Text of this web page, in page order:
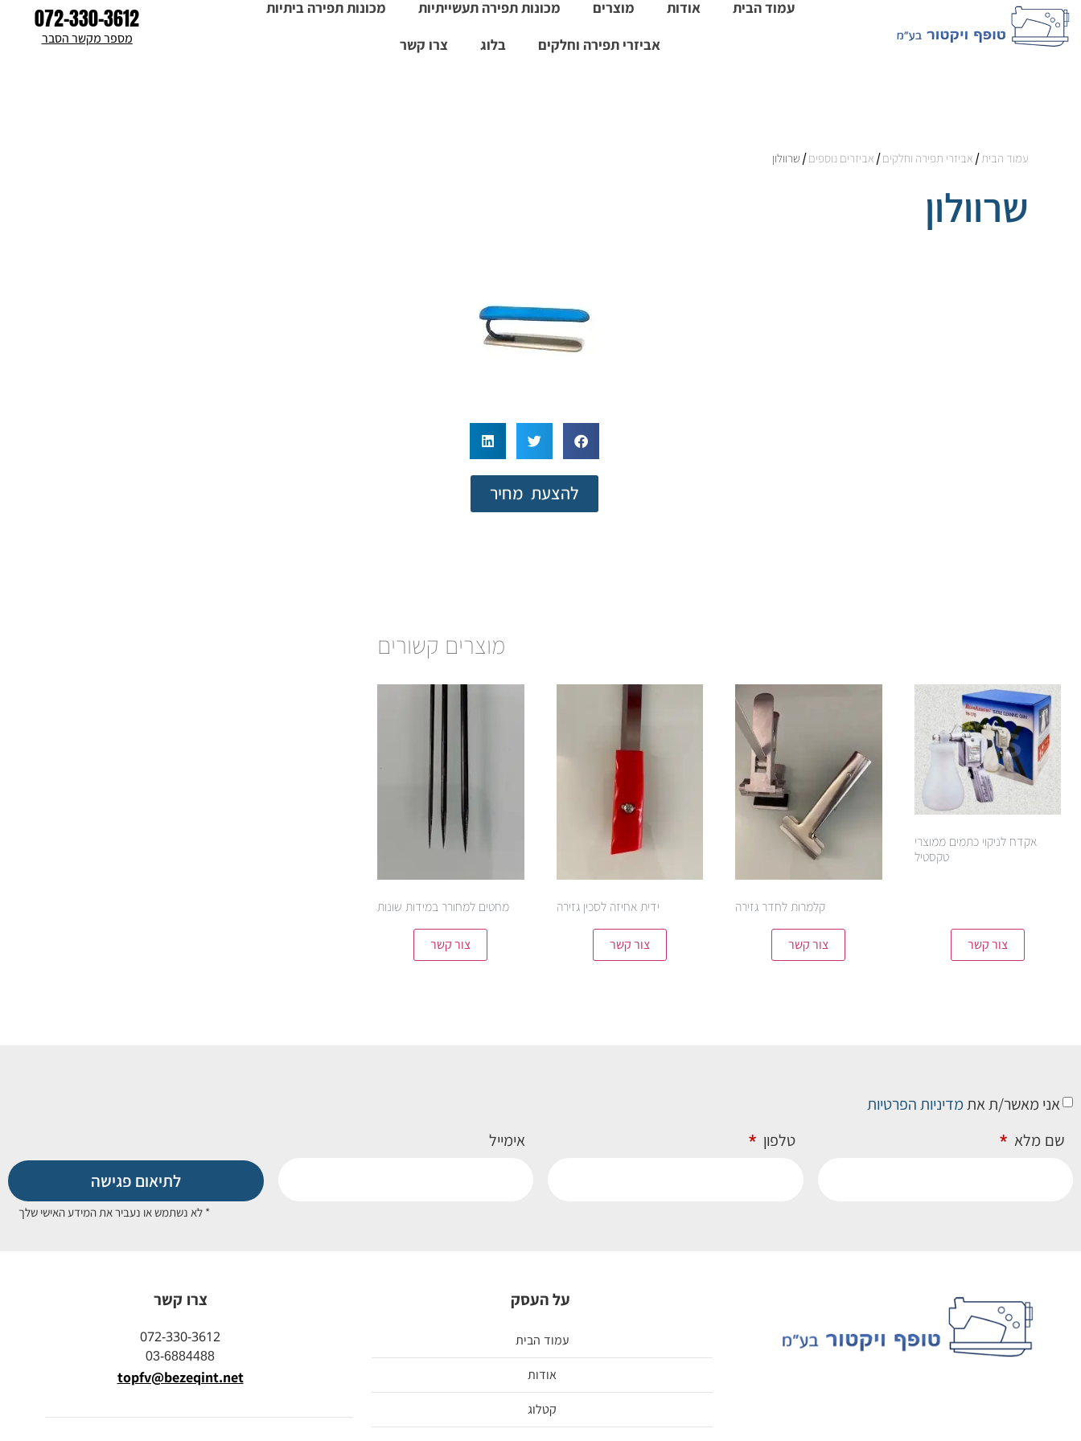
עמוד הבית אודות מוצרים מכונות תפירה תעשייתיות
מכונות תפירה ביתיות
אביזרי תפירה וחלקים
בלוג צרו קשר
072-330-3612
מספר מקשר הסבר
עמוד הבית/ אביזרי תפירה וחלקים/ אביזרים נוספים/ שרוולון
שרוולון
להצעת מחיר
מוצרים קשורים
אקדח לניקוי כתמים ממוצרי
טקסטיל
צור קשר
קלמרות לחדר גזירה
צור קשר
ידית אחיזה לסכין גזירה
צור קשר
מחטים למחורר במידות שונות
צור קשר
אני מאשר/ת אתמדיניות הפרטיות
שם מלא טלפון אימייל
לתיאום פגישה
* לא נשתמש או נעביר את המידע האישי שלך
על העסק
עמוד הבית
אודות
קטלוג
צרו קשר
072-330-3612
03-6884488
topfv@bezeqint.net